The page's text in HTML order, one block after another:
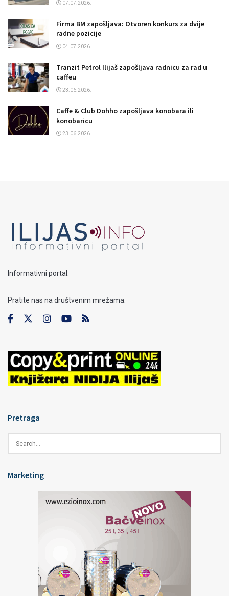
07.07.2026.
Firma BM zapošljava: Otvoren konkurs za dvije
radne pozicije
04.07.2026.
Tranzit Petrol Ilijaš zapošljava radnicu za rad u
caffeu
23.06.2026.
Caffe & Club Dohho zapošljava konobara ili
konobaricu
23.06.2026.
Informativni portal.
Pratite nas na društvenim mrežama:
Pretraga
Marketing